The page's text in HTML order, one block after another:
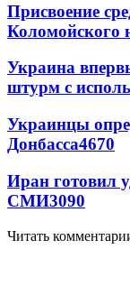
Присвоение
Коломойского
Украина
штурм с
Украинцы
Донбасса4670
Иран готовил
СМИ3090
Читать